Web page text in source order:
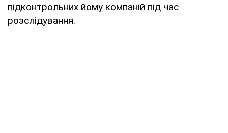
підконтрольних йому компаній під час
розслідування.